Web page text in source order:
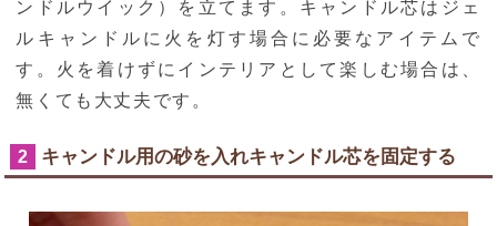
ンドルウイック）を立てます。キャンドル芯はジェ
ルキャンドルに火を灯す場合に必要なアイテムで
す。火を着けずにインテリアとして楽しむ場合は、
無くても大丈夫です。
2 キャンドル用の砂を入れキャンドル芯を固定する